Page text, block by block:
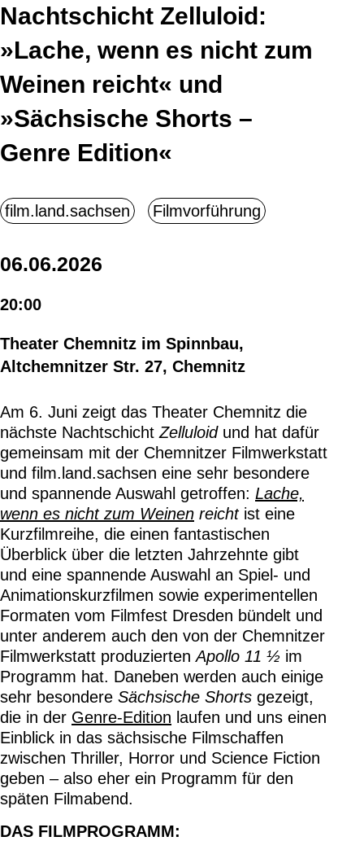
Nachtschicht Zelluloid:
»Lache, wenn es nicht zum
Weinen reicht« und
»Sächsische Shorts –
Genre Edition«
06.06.2026
20:00
Theater Chemnitz im Spinnbau,
Altchemnitzer Str. 27, Chemnitz
Am 6. Juni zeigt das Theater Chemnitz die
nächste Nachtschicht Zelluloidund hat dafür
gemeinsam mit der Chemnitzer Filmwerkstatt
und film.land.sachsen eine sehr besondere
und spannende Auswahl getroffen: Lache,
wenn es nicht zum Weinen reichtist eine
Kurzfilmreihe, die einen fantastischen
Überblick über die letzten Jahrzehnte gibt
und eine spannende Auswahl an Spiel- und
Animationskurzfilmen sowie experimentellen
Formaten vom Filmfest Dresden bündelt und
unter anderem auch den von der Chemnitzer
Filmwerkstatt produziertenApollo 11 ½ im
Programm hat. Daneben werden auch einige
sehr besondere Sächsische Shorts gezeigt,
die in der Genre-Edition laufen und uns einen
Einblick in das sächsische Filmschaffen
zwischen Thriller, Horror und Science Fiction
geben – also eher ein Programm für den
späten Filmabend.
DAS FILMPROGRAMM: